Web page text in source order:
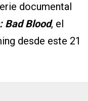
documental
Bad Blood, el
desde este 21